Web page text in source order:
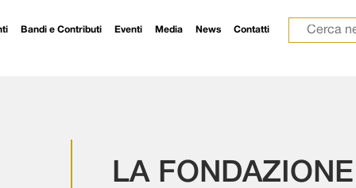
Bandi e Contributi Eventi Media News Contatti Ricerca
LA